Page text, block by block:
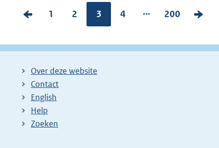
V
r
g
e
p
a
g
P
g
n
a
:
1
P
g
n
2 Pagina:
3
P
g
4 ...
P
g
200
V
l
Over deze website
Contact
English
Help
Zoeken